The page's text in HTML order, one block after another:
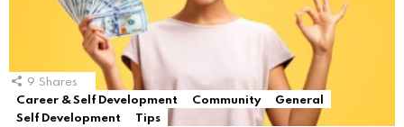
9 Shares
Career & Self Development
Community
General
Self Development
Tips